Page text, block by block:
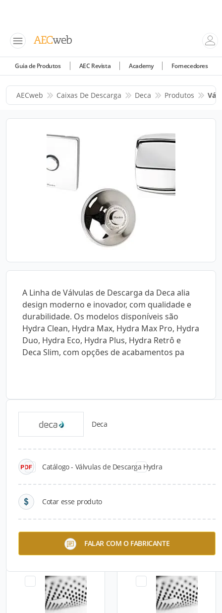
Guia de Produtos AEC Revista Academy Fornecedores
AECweb Caixas De Descarga Deca Produtos
A Linha de Válvulas de Descarga da Deca alia
design moderno e inovador, com qualidade e
durabilidade. Os modelos disponíveis são
Hydra Clean, Hydra Max, Hydra Max Pro, Hydra
Duo, Hydra Eco, Hydra Plus, Hydra Retrô e
Deca Slim, com opções de acabamentos pa
Deca
Catálogo - Válvulas de Descarga Hydra
Cotar esse produto
FALAR COM O FABRICANTE
Catálogos para Download
Bacia Vogue Plus Conforto